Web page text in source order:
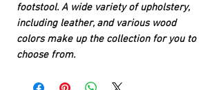
footstool. A wide variety of upholstery,
including leather, and various wood
colors make up the collection for you to
choose from.